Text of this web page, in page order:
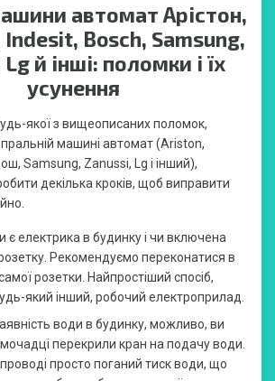
автомат Арістон,
Bosch, Samsung,
Lg й інші: поломки і їх
усунення
якої з вищеописаних поломок,
машині автомат (Ariston,
Samsung, Zanussi, Lg і інший),
декілька кроків, щоб виправити
є електрика в будинку і чи включена
Рекомендуємо переконатися в
розетки. Найпростіший спосіб,
який інший, робочий електроприлад.
води в будинку, можливо, ви
перекрили кран на подачу води.
просто поганий тиск води, що